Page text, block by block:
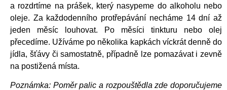
a rozdrtíme na prášek, který nasypeme do alkoholu nebo
oleje. Za každodenního protřepávání necháme 14 dní až
jeden měsíc louhovat. Po měsíci tinkturu nebo olej
přecedíme. Užíváme po několika kapkách víckrát denně do
jídla, šťávy či samostatně, případně lze pomazávat i zevně
na postižená místa.
Poznámka: Poměr palic a rozpouštědla zde doporučujeme